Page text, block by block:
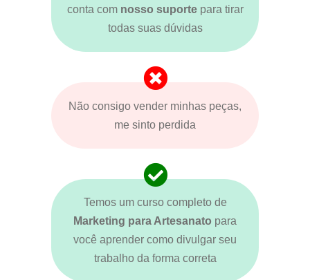
conta com nosso suportepara tirar
todas suas dúvidas
Não consigo vender minhas peças,
me sinto perdida
Temos um curso completo de
Marketing para Artesanato para
você aprender como divulgar seu
trabalho da forma correta